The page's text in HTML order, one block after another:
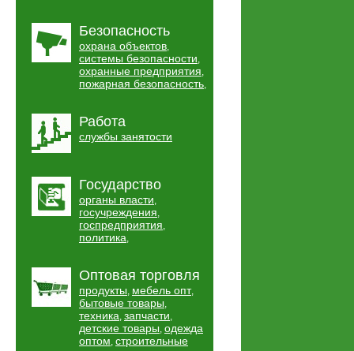
Безопасность
охрана объектов,
системы безопасности,
охранные предприятия,
пожарная безопасность,
Работа
службы занятости
Государство
органы власти,
госучреждения,
госпредприятия,
политика,
Оптовая торговля
продукты, мебель опт,
бытовые товары,
техника, запчасти,
детские товары, одежда
оптом, строительные